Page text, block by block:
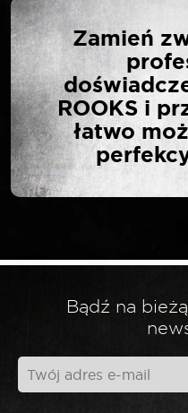
NAPISZ
OPINIĘ
NASADKA
Twój adres email nie
Wymagane pola są
Twoja opinia*
Zamień
ROOKS i
łatwo
Bądź na